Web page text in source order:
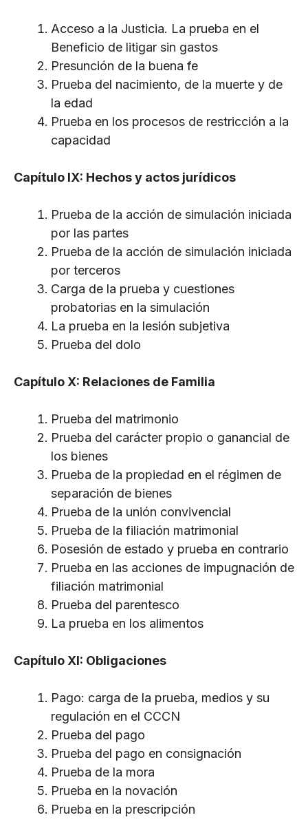
Acceso a la Justicia. La prueba en el
Beneficio de litigar sin gastos
Presunción de la buena fe
Prueba del nacimiento, de la muerte y de
la edad
Prueba en los procesos de restricción a la
capacidad
Capítulo IX: Hechos y actos jurídicos
Prueba de la acción de simulación iniciada
por las partes
Prueba de la acción de simulación iniciada
por terceros
Carga de la prueba y cuestiones
probatorias en la simulación
La prueba en la lesión subjetiva
Prueba del dolo
Capítulo X: Relaciones de Familia
Prueba del matrimonio
Prueba del carácter propio o ganancial de
los bienes
Prueba de la propiedad en el régimen de
separación de bienes
Prueba de la unión convivencial
Prueba de la filiación matrimonial
Posesión de estado y prueba en contrario
Prueba en las acciones de impugnación de
filiación matrimonial
Prueba del parentesco
La prueba en los alimentos
Capítulo XI: Obligaciones
Pago: carga de la prueba, medios y su
regulación en el CCCN
Prueba del pago
Prueba del pago en consignación
Prueba de la mora
Prueba en la novación
Prueba en la prescripción